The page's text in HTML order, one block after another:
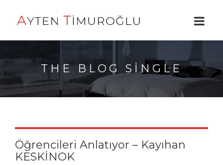
THE BLOG SINGLE
Öğrencileri Anlatıyor – Kayıhan
KESKİNOK